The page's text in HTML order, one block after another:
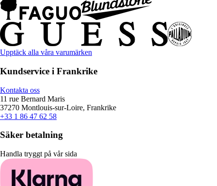
Upptäck alla våra varumärken
Kundservice i Frankrike
Kontakta oss
11 rue Bernard Maris
37270 Montlouis-sur-Loire, Frankrike
+33 1 86 47 62 58
Säker betalning
Handla tryggt på vår sida